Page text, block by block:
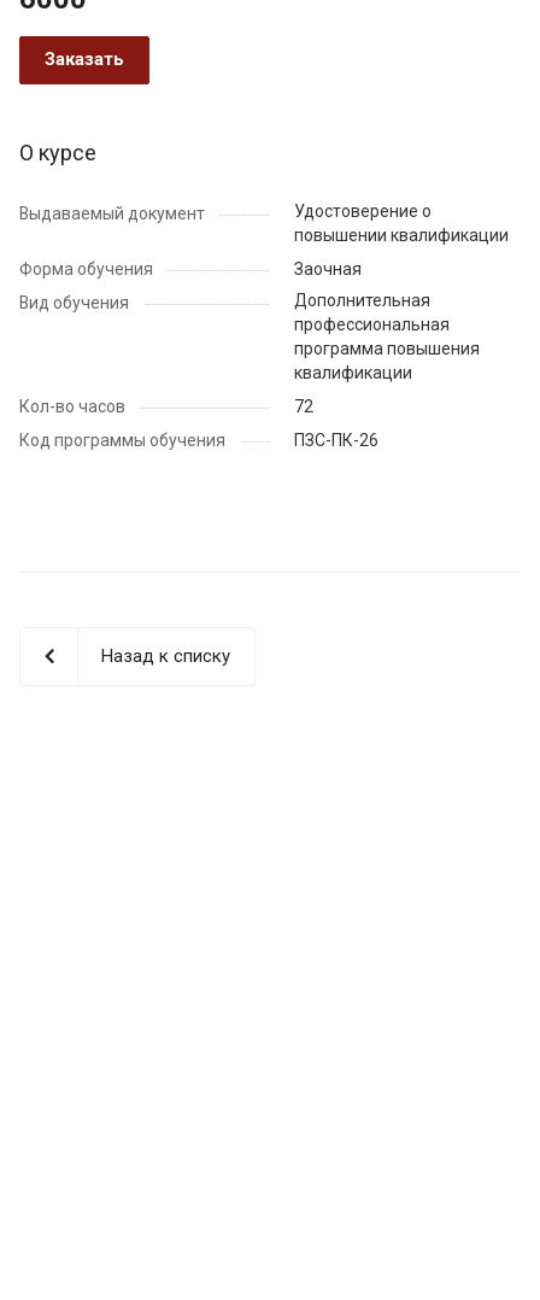
Заказать
О курсе
Выдаваемый документ
Удостоверение о
повышении квалификации
Форма обучения
Заочная
Вид обучения
Дополнительная
профессиональная
программа повышения
квалификации
Кол-во часов
72
Код программы обучения
ПЗС-ПК-26
Назад к списку